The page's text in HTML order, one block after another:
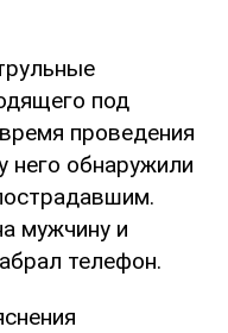
под
проведения
него обнаружили
мужчину и
телефон.